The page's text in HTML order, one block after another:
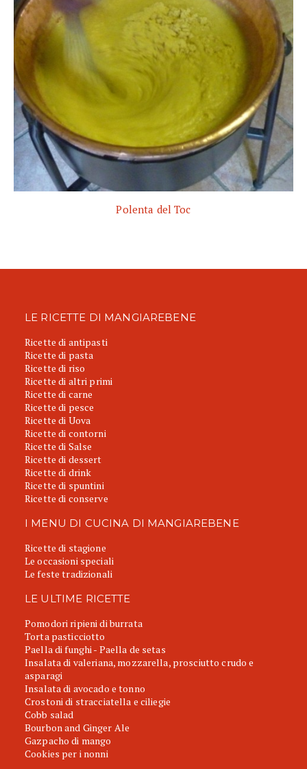
Polenta del Toc
LE RICETTE DI MANGIAREBENE
Ricette di antipasti
Ricette di pasta
Ricette di riso
Ricette di altri primi
Ricette di carne
Ricette di pesce
Ricette di Uova
Ricette di contorni
Ricette di Salse
Ricette di dessert
Ricette di drink
Ricette di spuntini
Ricette di conserve
I MENU DI CUCINA DI MANGIAREBENE
Ricette di stagione
Le occasioni speciali
Le feste tradizionali
LE ULTIME RICETTE
Pomodori ripieni di burrata
Torta pasticciotto
Paella di funghi - Paella de setas
Insalata di valeriana, mozzarella, prosciutto crudo e
asparagi
Insalata di avocado e tonno
Crostoni di stracciatella e ciliegie
Cobb salad
Bourbon and Ginger Ale
Gazpacho di mango
Cookies per i nonni